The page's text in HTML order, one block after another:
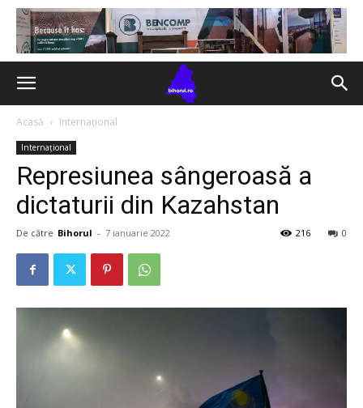
Acasă Internațional
Internațional
Represiunea sângeroasă a
dictaturii din Kazahstan
De către Bihorul - 7 ianuarie 2022 0
216